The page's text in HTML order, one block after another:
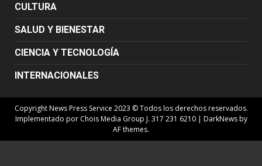
CULTURA
SALUD Y BIENESTAR
CIENCIA Y TECNOLOGÍA
INTERNACIONALES
Copyright News Press Service 2023 © Todos los derechos reservados.
Implementado por Chois Media Group J. 317 231 6210 | DarkNewsby
AF themes.